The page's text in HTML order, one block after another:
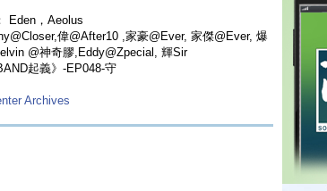
Eden，Aeolus
偉@After10 ,家豪@Ever, 家傑@Ever, 爆
@神奇膠,Eddy@Zpecial, 輝Sir
起義》-EP048-守
Archives